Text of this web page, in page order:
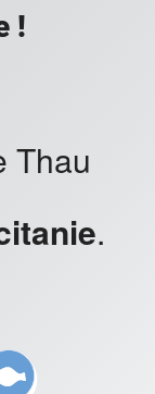
!
Thau
.